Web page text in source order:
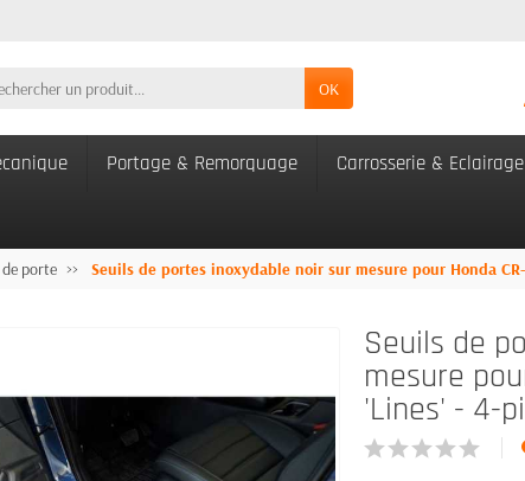
OK
Portage & Remorquage Carrosserie & Eclairage
de porte Seuils de portes inoxydable noir sur mesure pour Honda
Seuils de
mesure
'Lines' - 4-